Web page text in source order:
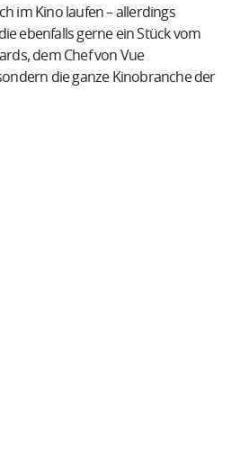
im Kino laufen – allerdings
ebenfalls gerne ein Stück vom
dem Chef von Vue
die ganze Kinobranche der